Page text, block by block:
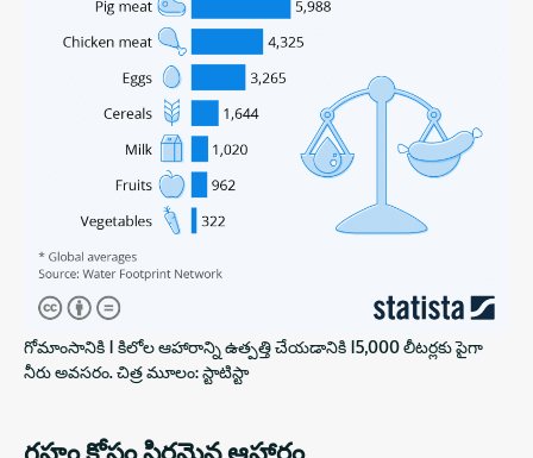
గోమాంసానికి 1 కిలోల ఆహారాన్ని ఉత్పత్తి చేయడానికి 15,000 లీటర్లకు పైగా
నీరు అవసరం. చిత్ర మూలం: స్టాటిస్టా
గ్రహం కోసం స్థిరమైన ఆహారం